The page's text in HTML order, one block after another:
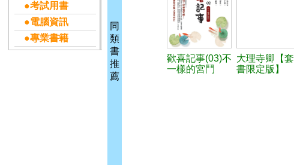
●考試用書
●電腦資訊
●專業書籍
同
類
書
推
薦
歡喜記事(03)不
一樣的宮鬥
大理寺卿【套
書限定版】